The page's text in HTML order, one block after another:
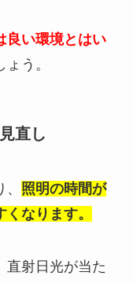
良い環境とはい
う。
直し
照明の時間が
なります。
直射日光が当た